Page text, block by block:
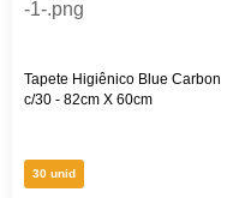
Tapete Higiênico Blue Carbon
c/30 - 82cm X 60cm
30 unid